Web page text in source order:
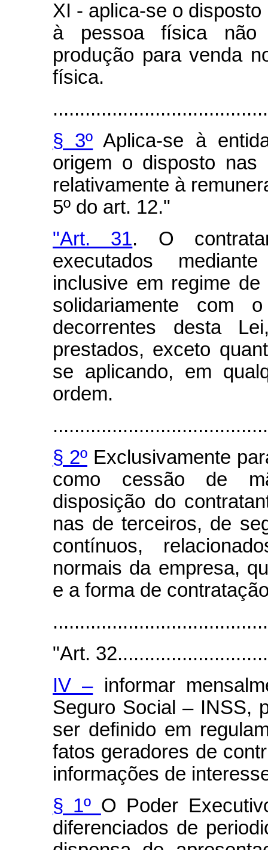
XI - aplica-se o
à pessoa física não
produção para venda
física.
§ 3º Aplica-se à
origem o disposto
relativamente à
5º do art. 12."
"Art. 31. O
executados
inclusive em regime de
solidariamente com
decorrentes desta
prestados, exceto
se aplicando, em
ordem.
§ 2º Exclusivamente
como cessão de
disposição do
nas de terceiros, de
contínuos,
normais da empresa,
e a forma de
"Art.
IV –informar
Seguro Social – INSS,
ser definido em
fatos geradores de
informações de
§ 1º O Poder
diferenciados de